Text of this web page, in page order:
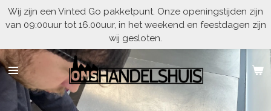
Ga
direct
de
hoofdinhoud
Wij zijn een Vinted Go pakketpunt. Onze openingstijden zijn
van 09:00uur tot 16.00uur, in het weekend en feestdagen zijn
wij gesloten.